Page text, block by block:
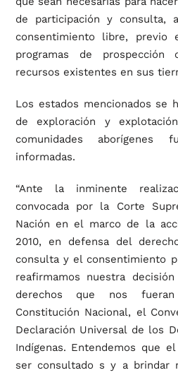
de participación y consulta,
consentimiento libre, previo
programas de
recursos existentes en sus
Los estados mencionados se
de exploración y
comunidades aborígenes
informadas.
“Ante la inminente
convocada por la Corte
Nación en el marco de la
2010, en defensa del
consulta y el consentimiento
reafirmamos nuestra
derechos que nos
Constitución Nacional, el
Declaración Universal de los
Indígenas. Entendemos que
ser consultado s y a brindar